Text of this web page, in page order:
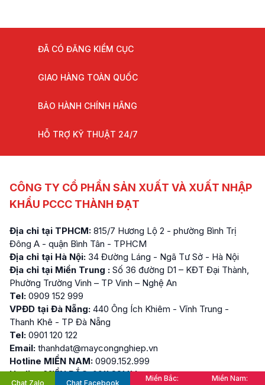
ĐÃ CÓ ĐĂNG KIỂM CỤC
GIAO HÀNG TOÀN QUỐC
BẢO HÀNH CHÍNH HÃNG
HỖ TRỢ KỸ THUẬT 24/7
CÔNG TY CỔ PHẦN SẢN XUẤT VÀ XUẤT NHẬP
KHẨU PCCC THÀNH ĐẠT
Địa chỉ tại TPHCM: 815/7 Hương Lộ 2 - phường Bình Trị
Đông A - quận Bình Tân - TPHCM
Địa chỉ tại Hà Nội: 34 Đường Láng - Ngã Tư Sở - Hà Nội
Địa chỉ tại Miền Trung : Số 36 đường D1 – KĐT Đại Thành,
Phường Trường Vinh – TP Vinh – Nghệ An
Tel: 0909 152 999
VPĐD tại Đà Nẵng: 440 Ông Ích Khiêm - Vĩnh Trung -
Thanh Khê - TP Đà Nẵng
Tel: 0901 120 122
Email: thanhdat@maycongnghiep.vn
Hotline MIỀN NAM: 0909.152.999
Hotline MIỀN BẮC: 0911.881.114
Chat Zalo Chat Facebook
Miền Bắc:
Miền Nam: